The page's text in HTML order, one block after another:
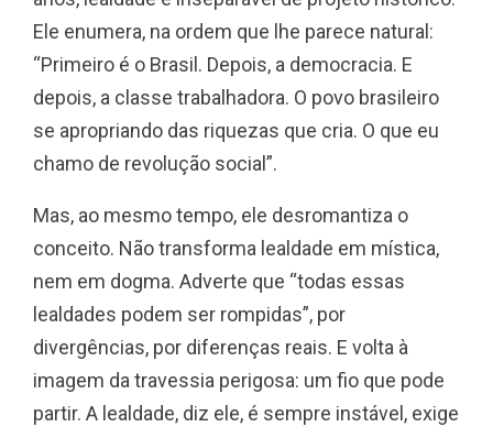
Ele enumera, na ordem que lhe parece natural:
“Primeiro é o Brasil. Depois, a democracia. E
depois, a classe trabalhadora. O povo brasileiro
se apropriando das riquezas que cria. O que eu
chamo de revolução social”.
Mas, ao mesmo tempo, ele desromantiza o
conceito. Não transforma lealdade em mística,
nem em dogma. Adverte que “todas essas
lealdades podem ser rompidas”, por
divergências, por diferenças reais. E volta à
imagem da travessia perigosa: um fio que pode
partir. A lealdade, diz ele, é sempre instável, exige